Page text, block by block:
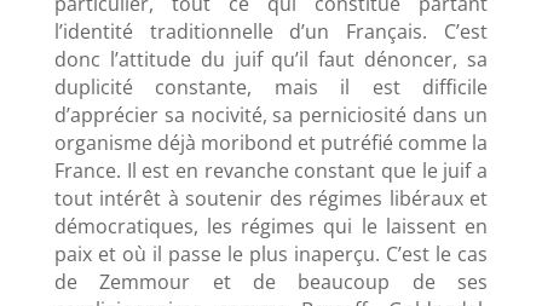
l’identité traditionnelle d’un Français. C’est
donc l’attitude du juif qu’il faut dénoncer, sa
duplicité constante, mais il est difficile
d’apprécier sa nocivité, sa perniciosité dans un
organisme déjà moribond et putréfié comme la
France. Il est en revanche constant que le juif a
tout intérêt à soutenir des régimes libéraux et
démocratiques, les régimes qui le laissent en
paix et où il passe le plus inaperçu. C’est le cas
de Zemmour et de beaucoup de ses